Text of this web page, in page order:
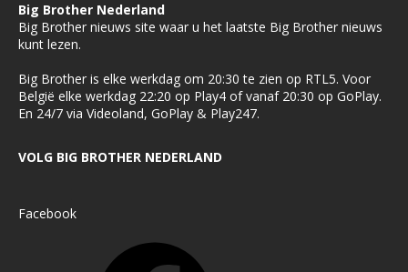
Big Brother Nederland
Big Brother nieuws site waar u het laatste Big Brother nieuws
kunt lezen.
Big Brother is elke werkdag om 20:30 te zien op RTL5. Voor
België elke werkdag 22:20 op Play4 of vanaf 20:30 op GoPlay.
En 24/7 via Videoland, GoPlay & Play247.
VOLG BIG BROTHER NEDERLAND
Facebook